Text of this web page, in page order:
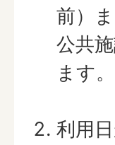
前）
公共
ます。
利用